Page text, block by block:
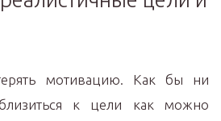
мотивацию. Как бы ни
к цели как можно